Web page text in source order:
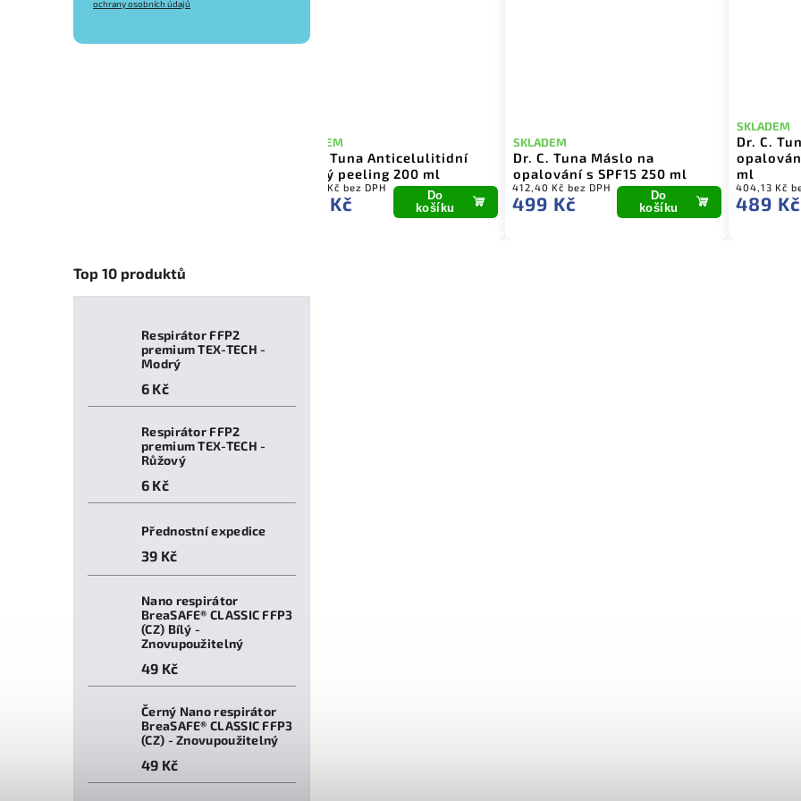
ochrany osobních údajů
Top 10 produktů
Respirátor FFP2
premium TEX-TECH -
Modrý
6 Kč
Respirátor FFP2
premium TEX-TECH -
Růžový
6 Kč
Přednostní expedice
39 Kč
Nano respirátor
BreaSAFE® CLASSIC FFP3
(CZ) Bílý -
Znovupoužitelný
49 Kč
Černý Nano respirátor
BreaSAFE® CLASSIC FFP3
(CZ) - Znovupoužitelný
49 Kč
Dr. C. Tuna Anticelulitidní
tělový peeling 200 ml
SKLADEM
205,79 Kč bez DPH
249 Kč
Do
košíku
Dr. C. Tuna Máslo na
opalování s SPF15 250 ml
SKLADEM
412,40 Kč bez DPH
499 Kč
Do
košíku
Dr. C.
ml
SKLADEM
404,13 Kč
489 Kč